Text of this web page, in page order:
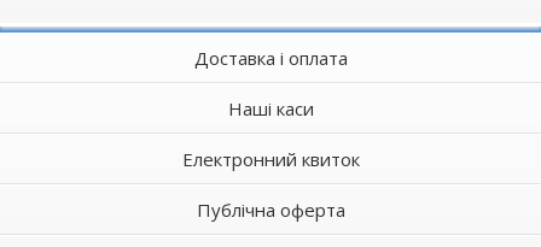
Доставка і оплата
Наші каси
Електронний квиток
Публічна оферта